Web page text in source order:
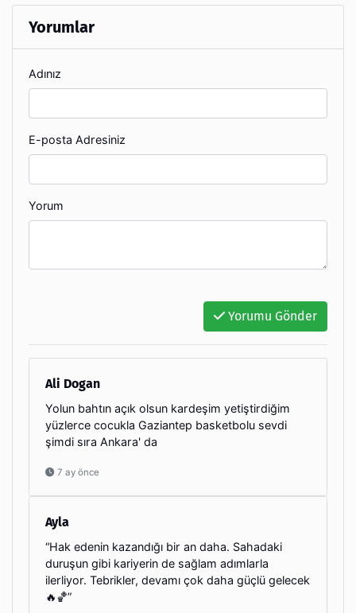
Yorumlar
Adınız
E-posta Adresiniz
Yorum
Yorumu Gönder
Ali Dogan
Yolun bahtın açık olsun kardeşim yetiştirdiğim
yüzlerce cocukla Gaziantep basketbolu sevdi
şimdi sıra Ankara' da
7 ay önce
Ayla
“Hak edenin kazandığı bir an daha. Sahadaki
duruşun gibi kariyerin de sağlam adımlarla
ilerliyor. Tebrikler, devamı çok daha güçlü gelecek
🔥🏀”